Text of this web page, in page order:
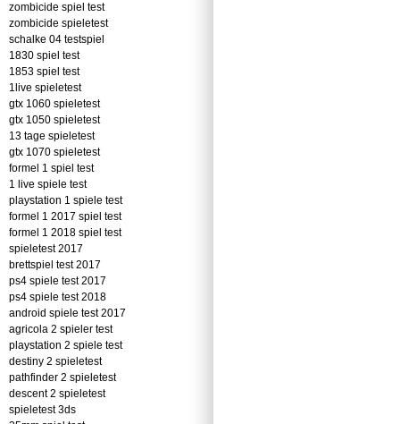
zombicide spiel test
zombicide spieletest
schalke 04 testspiel
1830 spiel test
1853 spiel test
1live spieletest
gtx 1060 spieletest
gtx 1050 spieletest
13 tage spieletest
gtx 1070 spieletest
formel 1 spiel test
1 live spiele test
playstation 1 spiele test
formel 1 2017 spiel test
formel 1 2018 spiel test
spieletest 2017
brettspiel test 2017
ps4 spiele test 2017
ps4 spiele test 2018
android spiele test 2017
agricola 2 spieler test
playstation 2 spiele test
destiny 2 spieletest
pathfinder 2 spieletest
descent 2 spieletest
spieletest 3ds